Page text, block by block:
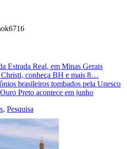
Estrada Real, em Minas Gerais
conheça BH e mais 8…
brasileiros tombados pela Unesco
Preto acontece em junho
, Pesquisa